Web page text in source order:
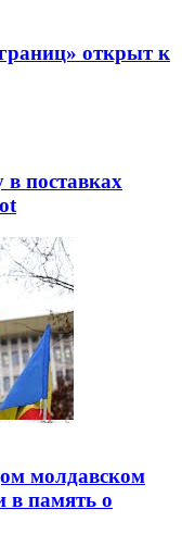
открыт к
поставках
молдавском
в память о